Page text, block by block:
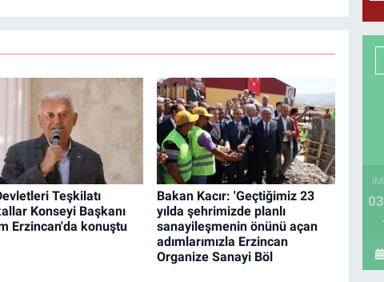
Teşkilatı
Konseyi Başkanı
Erzincan'da konuştu
Bakan Kacır: 'Geçtiğimiz 23
yılda şehrimizde planlı
sanayileşmenin önünü açan
adımlarımızla Erzincan
Organize Sanayi Böl